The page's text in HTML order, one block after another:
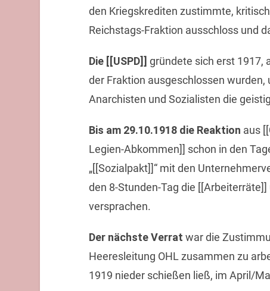
den Kriegskrediten zustimmte,
Reichstags-Fraktion ausschloss und
Die [[USPD]] gründete sich erst 1917,
der Fraktion ausgeschlossen
Anarchisten und Sozialisten die
Bis am 29.10.1918 die Reaktion aus
Legien-Abkommen]] schon in den
„[[Sozialpakt]]“ mit den
den 8-Stunden-Tag die
versprachen.
Der nächste Verrat war die
Heeresleitung OHL zusammen zu
1919 nieder schießen ließ, im April/